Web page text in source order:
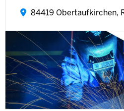
84419 Obertaufkirchen,